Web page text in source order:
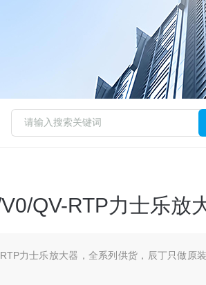
QV-RTP力士乐放
力士乐放大器，全系列供货，辰丁只做原